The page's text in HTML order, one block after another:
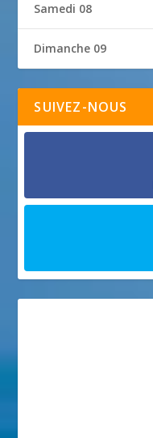
Samedi 08
Dimanche 09
SUIVEZ-NOUS